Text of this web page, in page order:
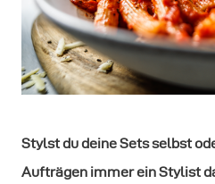
Stylst du deine Sets selbst
Aufträgen immer ein Stylist